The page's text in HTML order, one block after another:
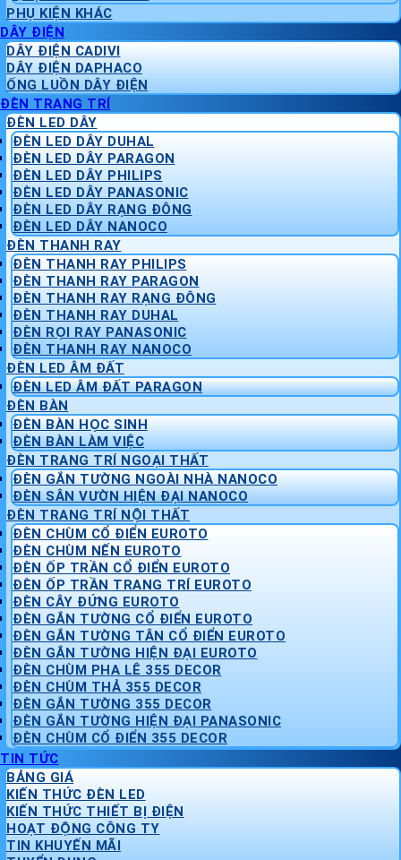
PHỤ KIỆN KHÁC
DÂY ĐIỆN
DÂY ĐIỆN CADIVI
DÂY ĐIỆN DAPHACO
ỐNG LUỒN DÂY ĐIỆN
ĐÈN TRANG TRÍ
ĐÈN LED DÂY
ĐÈN LED DÂY DUHAL
ĐÈN LED DÂY PARAGON
ĐÈN LED DÂY PHILIPS
ĐÈN LED DÂY PANASONIC
ĐÈN LED DÂY RẠNG ĐÔNG
ĐÈN LED DÂY NANOCO
ĐÈN THANH RAY
ĐÈN THANH RAY PHILIPS
ĐÈN THANH RAY PARAGON
ĐÈN THANH RAY RẠNG ĐÔNG
ĐÈN THANH RAY DUHAL
ĐÈN RỌI RAY PANASONIC
ĐÈN THANH RAY NANOCO
ĐÈN LED ÂM ĐẤT
ĐÈN LED ÂM ĐẤT PARAGON
ĐÈN BÀN
ĐÈN BÀN HỌC SINH
ĐÈN BÀN LÀM VIỆC
ĐÈN TRANG TRÍ NGOẠI THẤT
ĐÈN GẮN TƯỜNG NGOÀI NHÀ NANOCO
ĐÈN SÂN VƯỜN HIỆN ĐẠI NANOCO
ĐÈN TRANG TRÍ NỘI THẤT
ĐÈN CHÙM CỔ ĐIỂN EUROTO
ĐÈN CHÙM NẾN EUROTO
ĐÈN ỐP TRẦN CỔ ĐIỂN EUROTO
ĐÈN ỐP TRẦN TRANG TRÍ EUROTO
ĐÈN CÂY ĐỨNG EUROTO
ĐÈN GẮN TƯỜNG CỔ ĐIỂN EUROTO
ĐÈN GẮN TƯỜNG TÂN CỔ ĐIỂN EUROTO
ĐÈN GẮN TƯỜNG HIỆN ĐẠI EUROTO
ĐÈN CHÙM PHA LÊ 355 DECOR
ĐÈN CHÙM THẢ 355 DECOR
ĐÈN GẮN TƯỜNG 355 DECOR
ĐÈN GẮN TƯỜNG HIỆN ĐẠI PANASONIC
ĐÈN CHÙM CỔ ĐIỂN 355 DECOR
TIN TỨC
BẢNG GIÁ
KIẾN THỨC ĐÈN LED
KIẾN THỨC THIẾT BỊ ĐIỆN
HOẠT ĐỘNG CÔNG TY
TIN KHUYẾN MÃI